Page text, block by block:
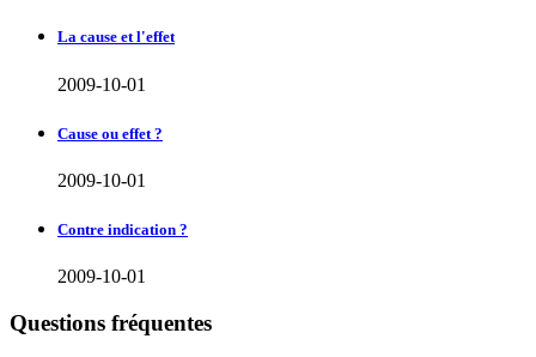
La cause et l'effet
2009-10-01
Cause ou effet ?
2009-10-01
Contre indication ?
2009-10-01
Questions fréquentes